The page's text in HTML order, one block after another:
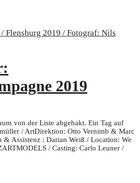
2019
von der Liste abgehakt. Ein Tag auf
/ ArtDirektion: Otto Vernimb & Marc
& Assistenz : Darian Weiß / Location: We
/ Casting: Carlo Leuner /